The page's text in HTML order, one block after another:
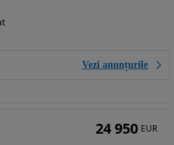
Vezi anunțurile
24 950 EUR